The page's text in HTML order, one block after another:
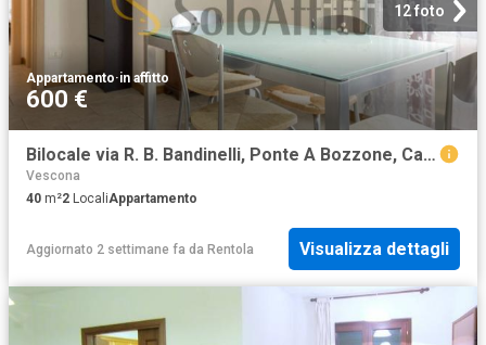
12 foto
Appartamento·in affitto
600 €
Bilocale via R. B. Bandinelli, Ponte A Bozzone, Castelnuovo Berardenga
Vescona
40 m²2 LocaliAppartamento
Aggiornato 2 settimane fa da Rentola Visualizza dettagli